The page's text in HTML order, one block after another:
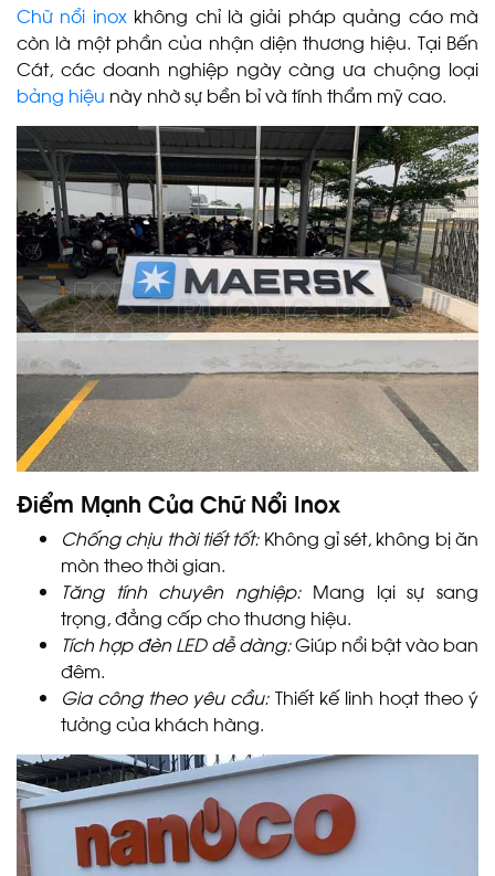
Chữ nổi inoxkhông chỉ là giải pháp quảng cáo mà
còn là một phần của nhận diện thương hiệu. Tại Bến
Cát, các doanh nghiệp ngày càng ưa chuộng loại
bảng hiệu này nhờ sự bền bỉ và tính thẩm mỹ cao.
Điểm Mạnh Của Chữ Nổi Inox
Chống chịu thời tiết tốt:Không gỉ sét, không bị ăn
mòn theo thời gian.
Tăng tính chuyên nghiệp: Mang lại sự sang
trọng, đẳng cấp cho thương hiệu.
Tích hợp đèn LED dễ dàng:Giúp nổi bật vào ban
đêm.
Gia công theo yêu cầu:Thiết kế linh hoạt theo ý
tưởng của khách hàng.